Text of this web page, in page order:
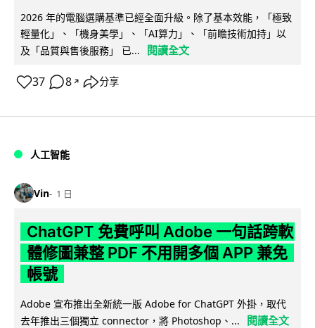
2026 年的電腦選購基準已經全面升級。除了基本效能，「極致
輕量化」、「機身美學」、「AI算力」、「前瞻技術加持」以
及「品質與售後服務」 已...
閱讀全文
37 8 ↗ 分享
人工智能
Vin 1 日
ChatGPT 免費呼叫 Adobe 一句話跨軟
體修圖兼整 PDF 不用開多個 APP 兼免
帳號
Adobe 宣布推出全新統一版 Adobe for ChatGPT 外掛，取代
去年推出三個獨立 connector，將 Photoshop、...
閱讀全文